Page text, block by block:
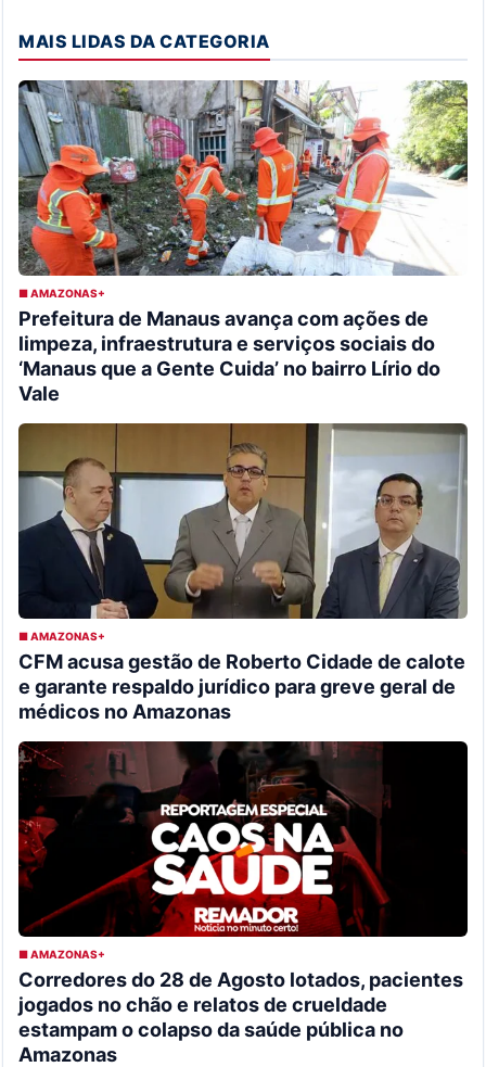
MAIS LIDAS DA CATEGORIA
■ AMAZONAS+
Prefeitura de Manaus avança com ações de
limpeza, infraestrutura e serviços sociais do
‘Manaus que a Gente Cuida’ no bairro Lírio do
Vale
■ AMAZONAS+
CFM acusa gestão de Roberto Cidade de calote
e garante respaldo jurídico para greve geral de
médicos no Amazonas
■ AMAZONAS+
Corredores do 28 de Agosto lotados, pacientes
jogados no chão e relatos de crueldade
estampam o colapso da saúde pública no
Amazonas